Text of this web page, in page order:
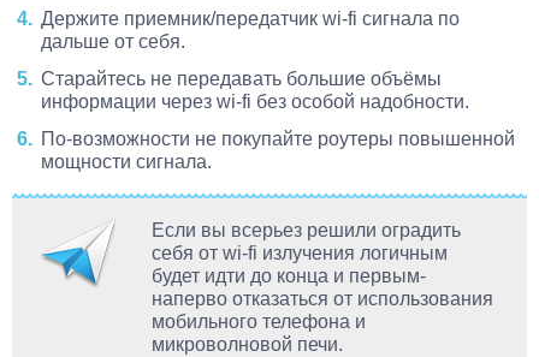
Держите приемник/передатчик wi-fi сигнала по
дальше от себя.
Старайтесь не передавать большие объёмы
информации через wi-fi без особой надобности.
По-возможности не покупайте роутеры повышенной
мощности сигнала.
Если вы всерьез решили оградить
себя от wi-fi излучения логичным
будет идти до конца и первым-
наперво отказаться от использования
мобильного телефона и
микроволновой печи.